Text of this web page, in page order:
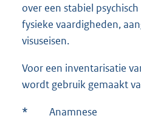
over een stabiel
fysieke vaardigheden,
visuseisen.
Voor een inventarisatie
wordt gebruik gemaakt
* Anamnese